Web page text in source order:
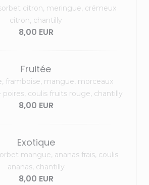
citron, meringue, crémeux
citron, chantilly
8,00 EUR
Fruitée
framboise, mangue, morceaux
poires, coulis fruits rouge, chantilly
8,00 EUR
Exotique
mangue, ananas frais, coulis
ananas, chantilly
8,00 EUR